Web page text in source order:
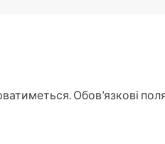
Обов’язкові